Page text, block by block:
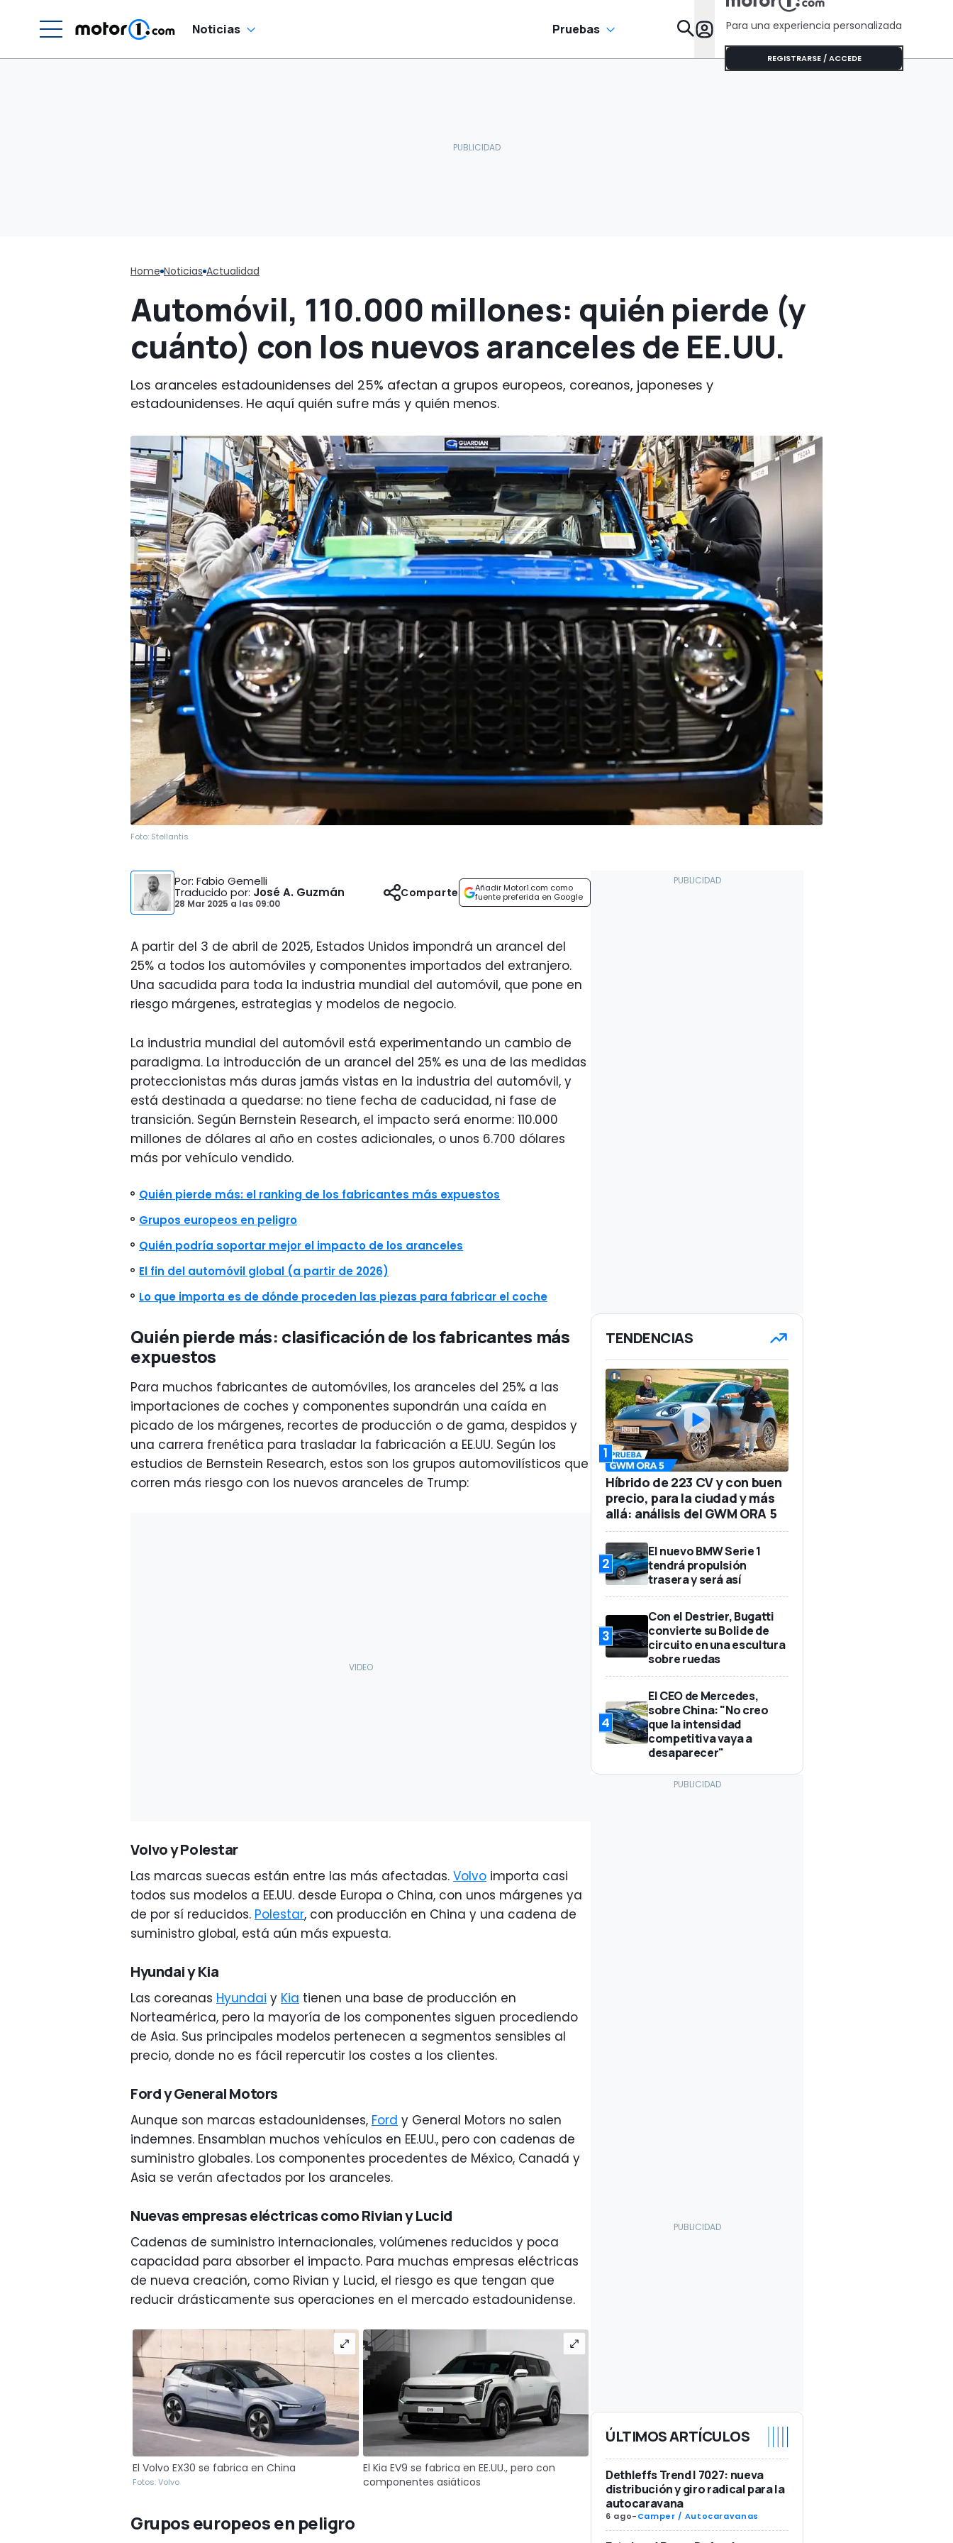
Noticias Pruebas Para una experiencia personalizada
REGISTRARSE / ACCEDE
Home Noticias Actualidad
Automóvil, 110.000 millones: quién pierde (y
cuánto) con los nuevos aranceles de EE.UU.
Los aranceles estadounidenses del 25% afectan a grupos europeos, coreanos, japoneses y
estadounidenses. He aquí quién sufre más y quién menos.
Foto: Stellantis
Por: Fabio Gemelli
Traducido por: José A. Guzmán
28 Mar 2025 a las 09:00
Añadir Motor1.com como
fuente preferida en Google
Comparte
A partir del 3 de abril de 2025, Estados Unidos impondrá un arancel del
25% a todos los automóviles y componentes importados del extranjero.
Una sacudida para toda la industria mundial del automóvil, que pone en
riesgo márgenes, estrategias y modelos de negocio.
La industria mundial del automóvil está experimentando un cambio de
paradigma. La introducción de un arancel del 25% es una de las medidas
proteccionistas más duras jamás vistas en la industria del automóvil, y
está destinada a quedarse: no tiene fecha de caducidad, ni fase de
transición. Según Bernstein Research, el impacto será enorme: 110.000
millones de dólares al año en costes adicionales, o unos 6.700 dólares
más por vehículo vendido.
Quién pierde más: el ranking de los fabricantes más expuestos
Grupos europeos en peligro
Quién podría soportar mejor el impacto de los aranceles
El fin del automóvil global (a partir de 2026)
Lo que importa es de dónde proceden las piezas para fabricar el coche
Quién pierde más: clasificación de los fabricantes más
expuestos
Para muchos fabricantes de automóviles, los aranceles del 25% a las
importaciones de coches y componentes supondrán una caída en
picado de los márgenes, recortes de producción o de gama, despidos y
una carrera frenética para trasladar la fabricación a EE.UU. Según los
estudios de Bernstein Research, estos son los grupos automovilísticos que
corren más riesgo con los nuevos aranceles de Trump:
Volvo y Polestar
Las marcas suecas están entre las más afectadas. Volvo importa casi
todos sus modelos a EE.UU. desde Europa o China, con unos márgenes ya
de por sí reducidos. Polestar, con producción en China y una cadena de
suministro global, está aún más expuesta.
Hyundai y Kia
Las coreanas Hyundai y Kia tienen una base de producción en
Norteamérica, pero la mayoría de los componentes siguen procediendo
de Asia. Sus principales modelos pertenecen a segmentos sensibles al
precio, donde no es fácil repercutir los costes a los clientes.
Ford y General Motors
Aunque son marcas estadounidenses, Ford y General Motors no salen
indemnes. Ensamblan muchos vehículos en EE.UU., pero con cadenas de
suministro globales. Los componentes procedentes de México, Canadá y
Asia se verán afectados por los aranceles.
Nuevas empresas eléctricas como Rivian y Lucid
Cadenas de suministro internacionales, volúmenes reducidos y poca
capacidad para absorber el impacto. Para muchas empresas eléctricas
de nueva creación, como Rivian y Lucid, el riesgo es que tengan que
reducir drásticamente sus operaciones en el mercado estadounidense.
El Volvo EX30 se fabrica en China
Fotos: Volvo
El Kia EV9 se fabrica en EE.UU., pero con
componentes asiáticos
Grupos europeos en peligro
TENDENCIAS
1
Híbrido de 223 CV y con buen
precio, para la ciudad y más
allá: análisis del GWM ORA 5
2
El nuevo BMW Serie 1
tendrá propulsión
trasera y será así
3
Con el Destrier, Bugatti
convierte su Bolide de
circuito en una escultura
sobre ruedas
4
El CEO de Mercedes,
sobre China: "No creo
que la intensidad
competitiva vaya a
desaparecer"
ÚLTIMOS ARTÍCULOS
Dethleffs Trend I 7027: nueva
distribución y giro radical para la
autocaravana
6 ago-Camper / Autocaravanas